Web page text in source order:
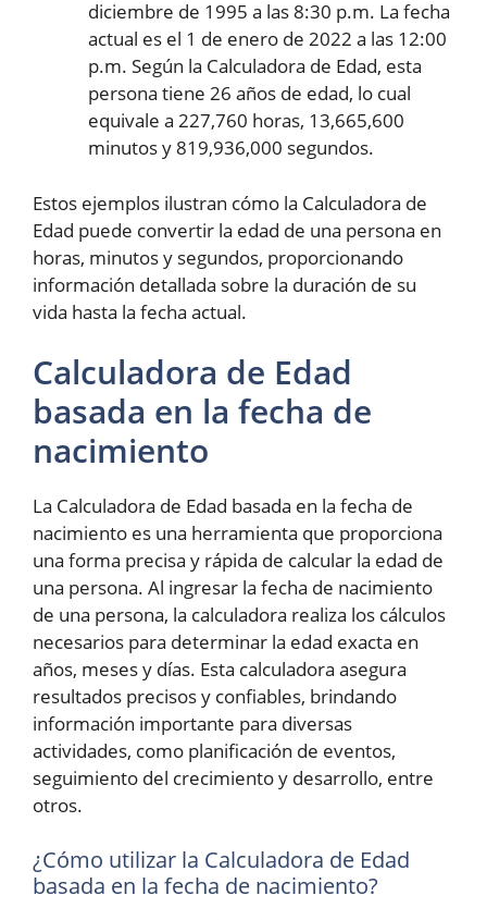
diciembre de 1995 a las 8:30 p.m. La fecha
actual es el 1 de enero de 2022 a las 12:00
p.m. Según la Calculadora de Edad, esta
persona tiene 26 años de edad, lo cual
equivale a 227,760 horas, 13,665,600
minutos y 819,936,000 segundos.
Estos ejemplos ilustran cómo la Calculadora de
Edad puede convertir la edad de una persona en
horas, minutos y segundos, proporcionando
información detallada sobre la duración de su
vida hasta la fecha actual.
Calculadora de Edad
basada en la fecha de
nacimiento
La Calculadora de Edad basada en la fecha de
nacimiento es una herramienta que proporciona
una forma precisa y rápida de calcular la edad de
una persona. Al ingresar la fecha de nacimiento
de una persona, la calculadora realiza los cálculos
necesarios para determinar la edad exacta en
años, meses y días. Esta calculadora asegura
resultados precisos y confiables, brindando
información importante para diversas
actividades, como planificación de eventos,
seguimiento del crecimiento y desarrollo, entre
otros.
¿Cómo utilizar la Calculadora de Edad
basada en la fecha de nacimiento?